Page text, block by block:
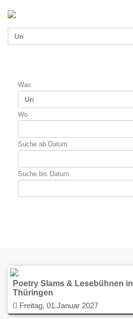
Was
Wo
Suche ab Datum
Suche bis Datum
Poetry Slams & Lesebühnen in
Thüringen
Freitag, 01.Januar 2027